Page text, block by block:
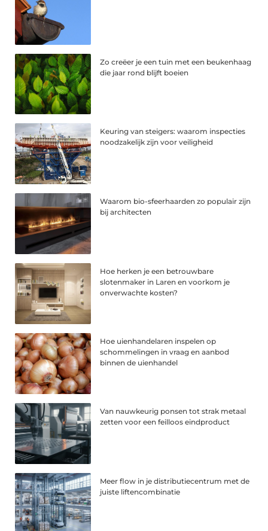
Zo creëer je een tuin met een beukenhaag
die jaar rond blijft boeien
Keuring van steigers: waarom inspecties
noodzakelijk zijn voor veiligheid
Waarom bio-sfeerhaarden zo populair zijn
bij architecten
Hoe herken je een betrouwbare
slotenmaker in Laren en voorkom je
onverwachte kosten?
Hoe uienhandelaren inspelen op
schommelingen in vraag en aanbod
binnen de uienhandel
Van nauwkeurig ponsen tot strak metaal
zetten voor een feilloos eindproduct
Meer flow in je distributiecentrum met de
juiste liftencombinatie